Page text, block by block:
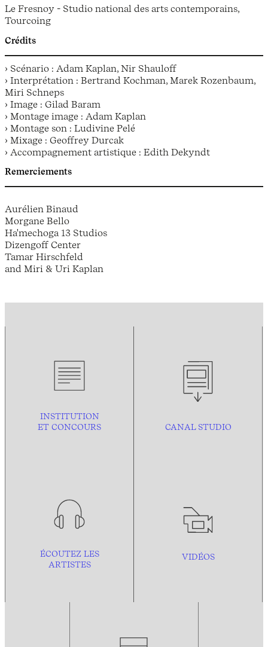
Le Fresnoy - Studio national des arts contemporains,
Tourcoing
Crédits
› Scénario : Adam Kaplan, Nir Shauloff
› Interprétation : Bertrand Kochman, Marek Rozenbaum,
Miri Schneps
› Image : Gilad Baram
› Montage image : Adam Kaplan
› Montage son : Ludivine Pelé
› Mixage : Geoffrey Durcak
› Accompagnement artistique : Edith Dekyndt
Remerciements
Aurélien Binaud
Morgane Bello
Ha'mechoga 13 Studios
Dizengoff Center
Tamar Hirschfeld
and Miri & Uri Kaplan
INSTITUTION
ET CONCOURS
CANAL STUDIO
ÉCOUTEZ LES
ARTISTES
VIDÉOS